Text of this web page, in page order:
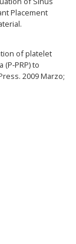
Placement
of platelet
PRP) to
2009 Marzo;